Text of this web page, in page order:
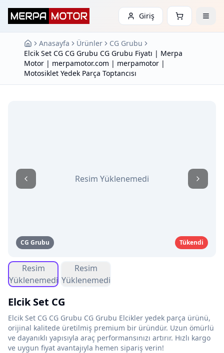
Giriş
Anasayfa Ürünler
CG Grubu
Elcik Set CG CG Grubu CG Grubu Fiyatı | Merpa
Motor | merpamotor.com | merpamotor |
Motosiklet Yedek Parça Toptancısı
CG Grubu Tükendi
Resim Yüklenemedi
Resim
Yüklenemedi
Resim
Yüklenemedi
Elcik Set CG
Elcik Set CG CG Grubu CG Grubu Elcikler yedek parça ürünü,
orijinal kalitede üretilmiş premium bir üründür. Uzun ömürlü
ve dayanıklı yapısıyla araç performansınızı artırır. Hızlı kargo
ve uygun fiyat avantajıyla hemen sipariş verin!